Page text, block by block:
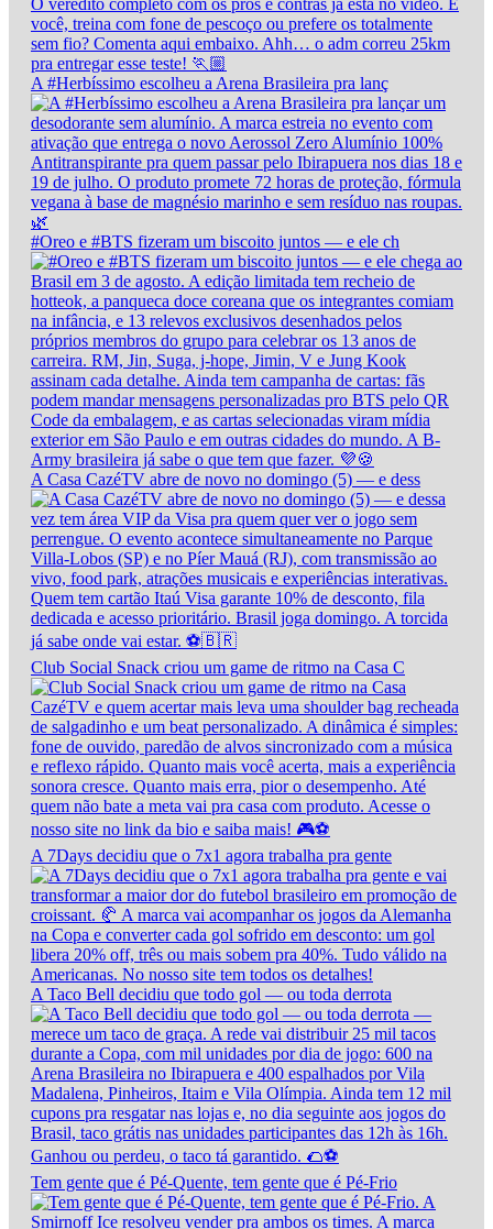
A #Herbíssimo escolheu a Arena Brasileira pra lanç
#Oreo e #BTS fizeram um biscoito juntos — e ele ch
A Casa CazéTV abre de novo no domingo (5) — e dess
Club Social Snack criou um game de ritmo na Casa C
A 7Days decidiu que o 7x1 agora trabalha pra gente
A Taco Bell decidiu que todo gol — ou toda derrota
Tem gente que é Pé-Quente, tem gente que é Pé-Frio